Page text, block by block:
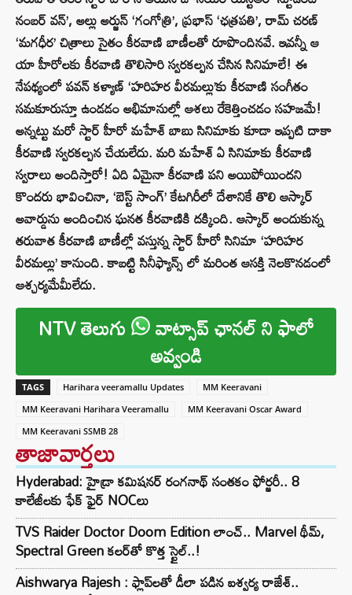
నంబర్ వన్’, అల్లు అర్జున్ ‘గంగోత్రి’, ప్రభాస్ ‘ఛత్రపతి’, రామ్ చరణ్
‘మగధీర’ చిత్రాలు సైతం కీరవాణి బాణీలతో రూపొందినవే. ఇవన్నీ ఆ
యా హీరోలకు కీరవాణి తొలిసారి స్వరకల్పన చేసిన సినిమాలే! ఈ
నేపథ్యంలో పవన్ కళ్యాణ్ ‘హరిహర వీరమల్లు’కు కీరవాణి సంగీతం
సమకూరుస్తూ ఉండడం అభిమానుల్లో ఆశలు రేకెత్తించడం సహజమే!
అన్నట్టు మరో స్టార్ హీరో మహేశ్ బాబు సినిమాకు కూడా ఇప్పటి దాకా
కీరవాణి స్వరకల్పన చేయలేదు. మరి మహేశ్ ఏ సినిమాకు కీరవాణి
స్వరాలు అందిస్తారో! ఏది ఏమైనా కీరవాణి పని అయిపోయిందని
కొందరు భావించినా, ‘బెస్ట్ సాంగ్’ కేటగిరీలో దేశానికే తొలి ఆస్కార్
అవార్డును అందించిన ఘనత కీరవాణికి దక్కింది. ఆస్కార్ అందుకున్న
తరువాత కీరవాణి బాణీల్లో వస్తున్న స్టార్ హీరో సినిమా ‘హరిహర
వీరమల్లు’ కానుంది. కాబట్టి సినీఫ్యాన్స్ లో మరింత ఆసక్తి నెలకొనడంలో
ఆశ్చర్యమేమీలేదు.
NTV తెలుగు వాట్సాప్ ఛానల్ ని ఫాలో
అవ్వండి
TAGS Harihara veeramallu Updates
MM Keeravani
MM Keeravani Harihara Veeramallu
MM Keeravani Oscar Award
MM Keeravani SSMB 28
తాజావార్తలు
Hyderabad: హైడ్రా కమిషనర్ రంగనాథ్ సంతకం ఫోర్జరీ.. 8
కాలేజీలకు ఫేక్ ఫైర్ NOCలు
TVS Raider Doctor Doom Edition లాంచ్.. Marvel థీమ్,
Spectral Green కలర్‌తో కొత్త స్టైల్..!
Aishwarya Rajesh : ఫ్లాప్‌లతో డీలా పడిన ఐశ్వర్య రాజేశ్..